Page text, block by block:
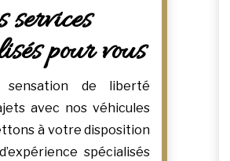
pour vous
sensation de liberté
avec nos véhicules
à votre disposition
spécialisés